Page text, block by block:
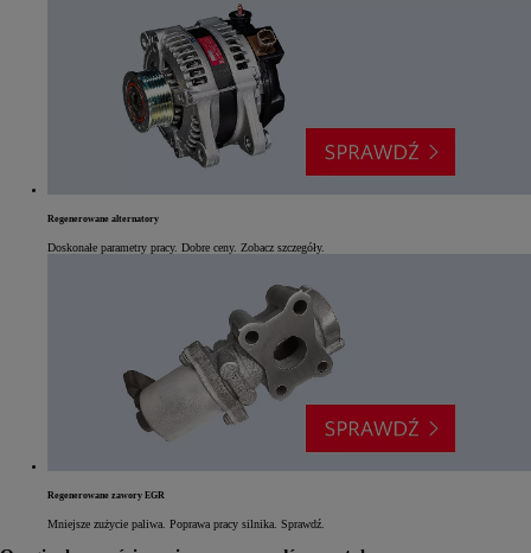
Regenerowane alternatory
Doskonałe parametry pracy. Dobre ceny. Zobacz szczegóły.
Regenerowane zawory EGR
Mniejsze zużycie paliwa. Poprawa pracy silnika. Sprawdź.